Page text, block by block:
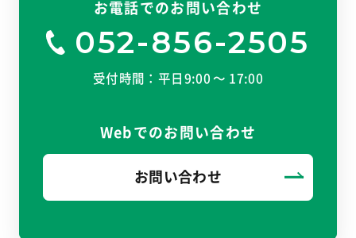
お電話でのお問い合わせ
052-856-2505
受付時間：平日9:00 〜 17:00
Webでのお問い合わせ
お問い合わせ